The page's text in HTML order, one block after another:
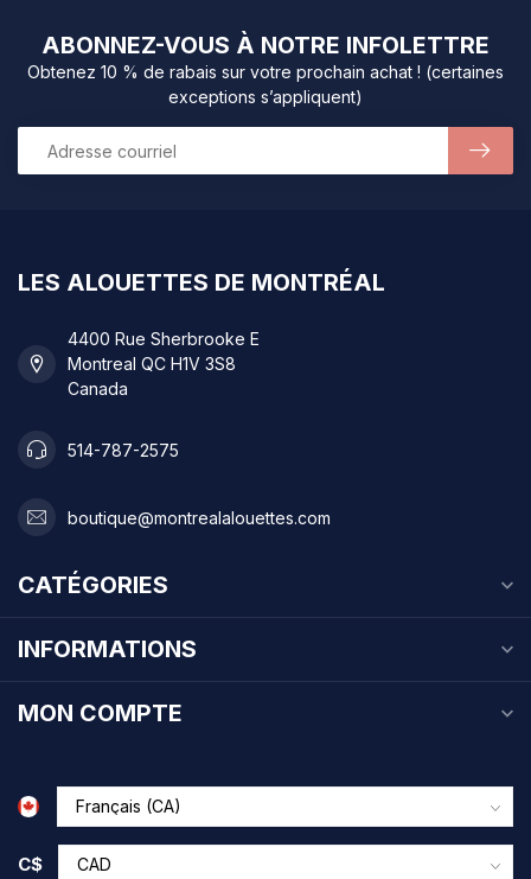
ABONNEZ-VOUS À NOTRE INFOLETTRE
Obtenez 10 % de rabais sur votre prochain achat ! (certaines
exceptions s’appliquent)
LES ALOUETTES DE MONTRÉAL
4400 Rue Sherbrooke E
Montreal QC H1V 3S8
Canada
514-787-2575
boutique@montrealalouettes.com
CATÉGORIES
INFORMATIONS
MON COMPTE
C$